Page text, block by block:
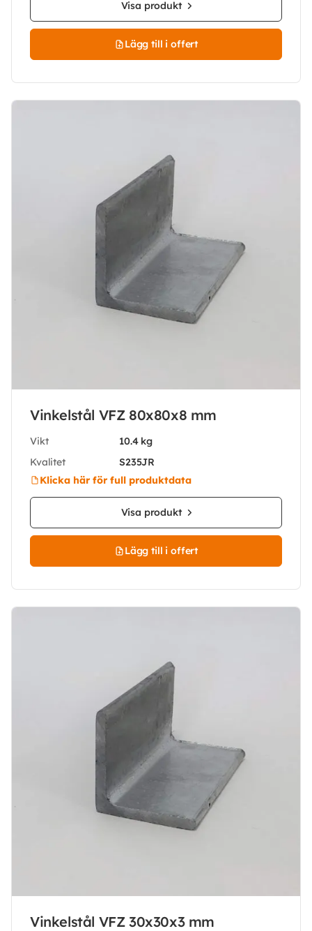
Visa produkt
Lägg till i offert
Vinkelstål VFZ 80x80x8 mm
Vikt
10.4 kg
Kvalitet
S235JR
Klicka här för full produktdata
Visa produkt
Lägg till i offert
Vinkelstål VFZ 30x30x3 mm